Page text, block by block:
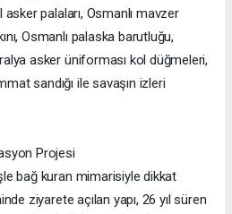
asker palaları, Osmanlı mavzer
Osmanlı palaska barutluğu,
asker üniforması kol düğmeleri,
sandığı ile savaşın izleri
Projesi
bağ kuran mimarisiyle dikkat
ziyarete açılan yapı, 26 yıl süren